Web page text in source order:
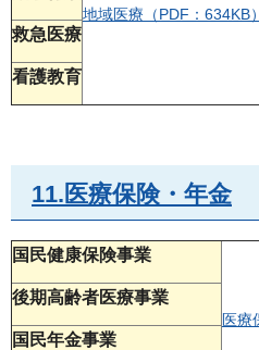
地域医療（PDF：634KB）
救急医療
看護教育
11.医療保険・年金
国民健康保険事業
医療
後期高齢者医療事業
国民年金事業